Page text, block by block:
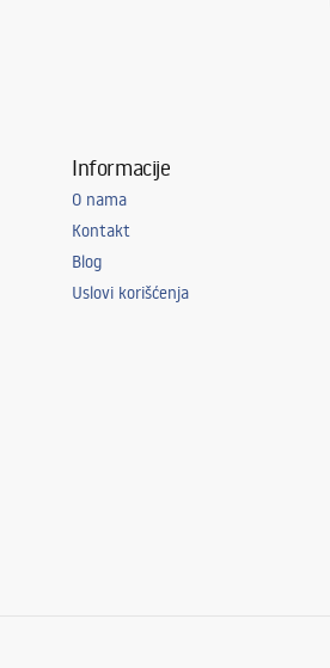
Informacije
O nama
Kontakt
Blog
Uslovi korišćenja